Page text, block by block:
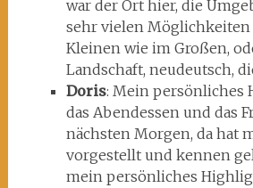
war der Ort hier, die
sehr vielen
Kleinen wie im Großen,
Landschaft, neudeutsch,
Doris: Mein persönliches
das Abendessen und das
nächsten Morgen, da hat
vorgestellt und kennen
mein persönliches